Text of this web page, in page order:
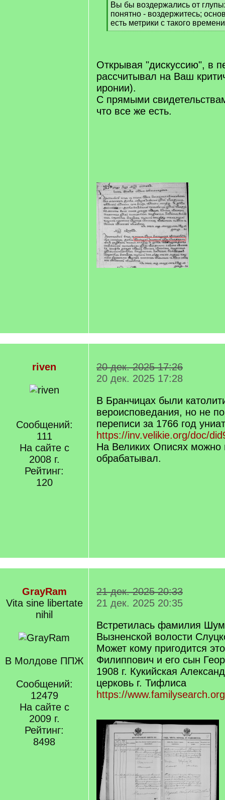
]
Вы бы воздержались от
понятно - воздержитесь;
есть метрики с такого
[
Открывая "дискуссию", в
рассчитывал на Ваш
иронии).
С прямыми
что все же есть.
riven
Сообщений:
111
На сайте с
2008 г.
Рейтинг:
120
20 дек. 2025 17:26
20 дек. 2025 17:28
В Бранчицах были
вероисповедания, но не
переписи за 1766 год
https://inv.velikie.org/doc/
На Великих Описях можно
обрабатывал.
GrayRam
Vita sine libertate
nihil
В Молдове ППЖ
Сообщений:
12479
На сайте с
2009 г.
Рейтинг:
8498
21 дек. 2025 20:33
21 дек. 2025 20:35
Встретилась фамилия
Вызненской волости
Может кому пригодится
Филиппович и его сын
1908 г. Кукийская
церковь г. Тифлиса
https://